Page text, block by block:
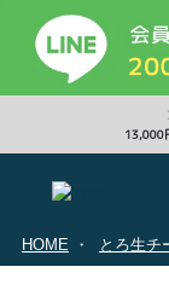
13,000
HOME とろ生チ